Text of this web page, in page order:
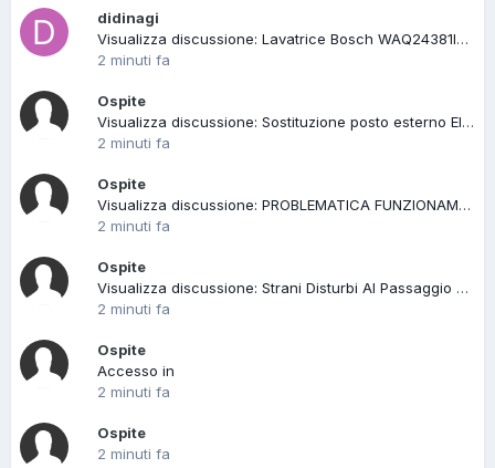
didinagi
Visualizza discussione: Lavatrice Bosch WAQ24381IT codice di errore E43
2 minuti fa
Ospite
Visualizza discussione: Sostituzione posto esterno Elvox serie 8000 sound system
2 minuti fa
Ospite
Visualizza discussione: PROBLEMATICA FUNZIONAMENTO FOTOCELLULE FAAC
2 minuti fa
Ospite
Visualizza discussione: Strani Disturbi Al Passaggio Ascensore
2 minuti fa
Ospite
Accesso in
2 minuti fa
Ospite
2 minuti fa